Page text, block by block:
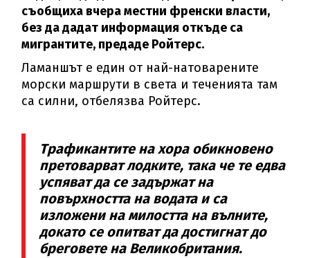
съобщиха вчера местни френски власти,
без да дадат информация откъде са
мигрантите, предаде Ройтерс.
Ламаншът е един от най-натоварените
морски маршрути в света и теченията там
са силни, отбелязва Ройтерс.
Трафикантите на хора обикновено
претоварват лодките, така че те едва
успяват да се задържат на
повърхността на водата и са
изложени на милостта на вълните,
докато се опитват да достигнат до
бреговете на Великобритания.